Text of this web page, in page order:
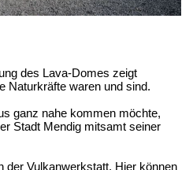
des Lava-Domes zeigt
Naturkräfte waren und sind.
ganz nahe kommen möchte,
Stadt Mendig mitsamt seiner
der Vulkanwerkstatt. Hier können